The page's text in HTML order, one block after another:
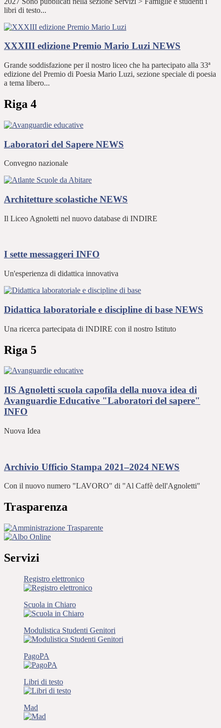
libri di testo...
XXXIII edizione Premio Mario Luzi NEWS
Grande soddisfazione per il nostro liceo che ha partecipato alla 33ª
edizione del Premio di Poesia Mario Luzi, sezione speciale di poesia
a tema libero...
Riga 4
Laboratori del Sapere NEWS
Convegno nazionale
Architetture scolastiche NEWS
Il Liceo Agnoletti nel nuovo database di INDIRE
I sette messaggeri INFO
Un'esperienza di didattica innovativa
Didattica laboratoriale e discipline di base NEWS
Una ricerca partecipata di INDIRE con il nostro Istituto
Riga 5
IIS Agnoletti scuola capofila della nuova idea di
Avanguardie Educative "Laboratori del sapere"
INFO
Nuova Idea
Archivio Ufficio Stampa 2021–2024 NEWS
Con il nuovo numero "LAVORO" di "Al Caffè dell'Agnoletti"
Trasparenza
Servizi
Registro elettronico
Scuola in Chiaro
Modulistica Studenti Genitori
PagoPA
Libri di testo
Mad